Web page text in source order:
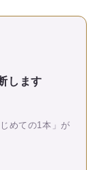
します
めての1本」が